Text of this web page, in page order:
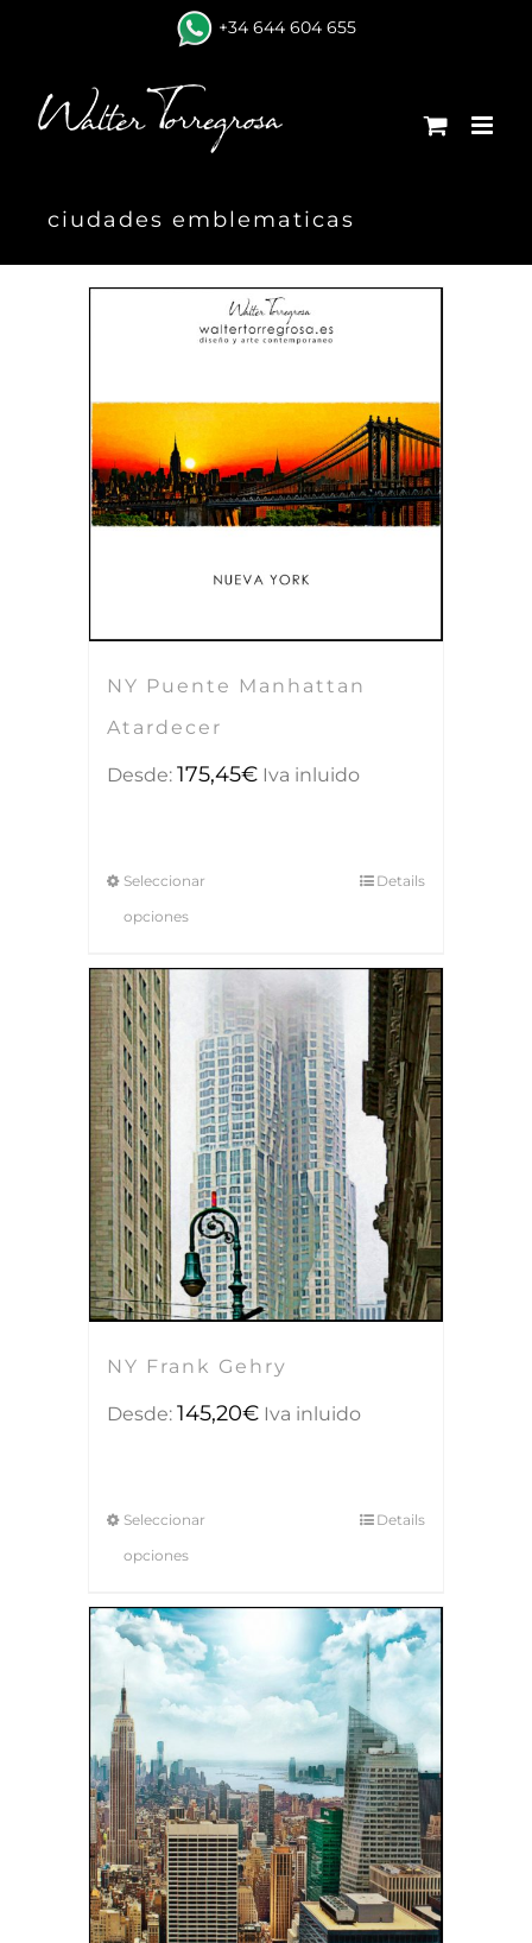
content
+34 644 604 655
ciudades emblematicas
NY Puente Manhattan
Atardecer
Desde: 175,45€ Iva inluido
Seleccionar
opciones
Details
NY Frank Gehry
Desde: 145,20€ Iva inluido
Seleccionar
opciones
Details